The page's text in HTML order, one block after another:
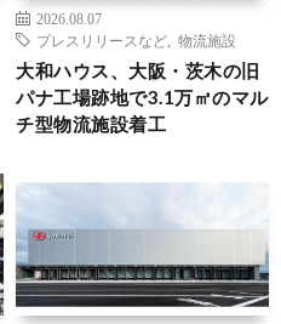
2026.08.07
プレスリリースなど
物流施設
大和ハウス、大阪・茨木の旧
パナ工場跡地で3.1万㎡のマル
チ型物流施設着工